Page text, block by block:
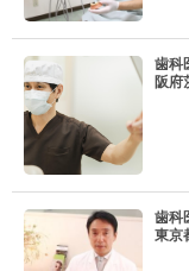
歯科
阪府
歯科
東京